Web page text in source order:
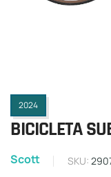
2024
BICICLETA
Scott SKU: